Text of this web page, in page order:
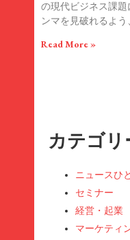
の現代ビジネス課
ンマを見破れるよう
Read More »
カテゴリ
ニュースひ
セミナー
経営・起業
マーケティ